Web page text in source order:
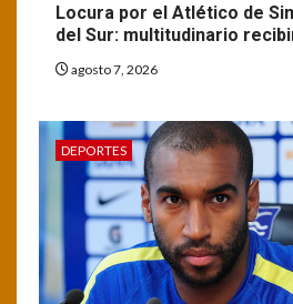
Locura por el Atlético de
del Sur: multitudinario
agosto 7, 2026
DEPORTES